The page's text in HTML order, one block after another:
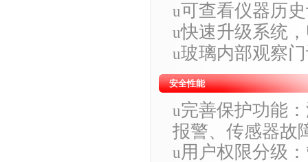
u可查看仪器历
u快速升级系统
u玻璃内部观察
安全性能
u完善保护功能
报警、传感器故
u用户权限分级